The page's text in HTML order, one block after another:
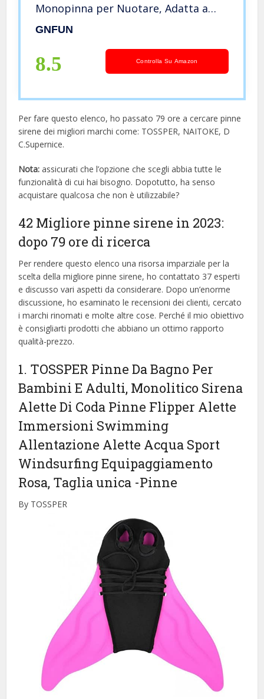
Monopinna per Nuotare, Adatta a
Bambina, Bambino ed Adulti 110-
GNFUN
8.5 Controlla Su Amazon
Per fare questo elenco, ho passato 79 ore a cercare pinne
sirene dei migliori marchi come: TOSSPER, NAITOKE, D
C.Supernice.
Nota: assicurati che l’opzione che scegli abbia tutte le
funzionalità di cui hai bisogno. Dopotutto, ha senso
acquistare qualcosa che non è utilizzabile?
42 Migliore pinne sirene in 2023:
dopo 79 ore di ricerca
Per rendere questo elenco una risorsa imparziale per la
scelta della migliore pinne sirene, ​​ho contattato 37 esperti
e discusso vari aspetti da considerare. Dopo un’enorme
discussione, ho esaminato le recensioni dei clienti, cercato
i marchi rinomati e molte altre cose. Perché il mio obiettivo
è consigliarti prodotti che abbiano un ottimo rapporto
qualità-prezzo.
1. TOSSPER Pinne Da Bagno Per
Bambini E Adulti, Monolitico Sirena
Alette Di Coda Pinne Flipper Alette
Immersioni Swimming
Allentazione Alette Acqua Sport
Windsurfing Equipaggiamento
Rosa, Taglia unica -Pinne
By TOSSPER